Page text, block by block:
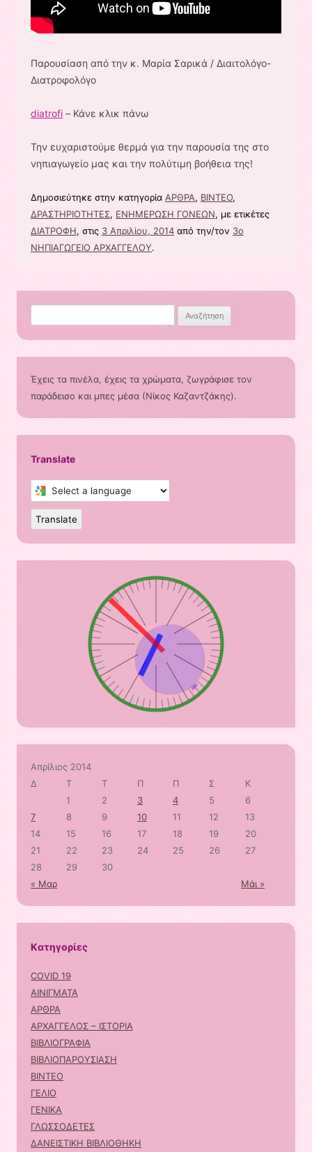
Παρουσίαση από την κ. Μαρία Σαρικά / Διαιτολόγο-
Διατροφολόγο
diatrofi – Κάνε κλικ πάνω
Την ευχαριστούμε θερμά για την παρουσία της στο
νηπιαγωγείο μας και την πολύτιμη βοήθεια της!
Δημοσιεύτηκε στην κατηγορία ΑΡΘΡΑ, ΒΙΝΤΕΟ,
ΔΡΑΣΤΗΡΙΟΤΗΤΕΣ, ΕΝΗΜΕΡΩΣΗ ΓΟΝΕΩΝ, με ετικέτες
ΔΙΑΤΡΟΦΗ, στις 3 Απριλίου, 2014 από την/τον 3ο
ΝΗΠΙΑΓΩΓΕΙΟ ΑΡΧΑΓΓΕΛΟΥ.
για:
Έχεις τα πινέλα, έχεις τα χρώματα, ζωγράφισε τον
παράδεισο και μπες μέσα (Νίκος Καζαντζάκης).
Translate
Select
language
to
translate
this
page
Translate
Απρίλιος 2014
Δ
Τ Τ Π Π Σ
Κ
1
2 3 4 5
6
7
8 9 10 11 12
13
14
15 16 17 18 19
20
21
22 23 24 25 26
27
28
29
30
« Μαρ
Μάι »
Kατηγορίες
COVID 19
ΑΙΝΙΓΜΑΤΑ
ΑΡΘΡΑ
ΑΡΧΑΓΓΕΛΟΣ – ΙΣΤΟΡΙΑ
ΒΙΒΛΙΟΓΡΑΦΙΑ
ΒΙΒΛΙΟΠΑΡΟΥΣΙΑΣΗ
ΒΙΝΤΕΟ
ΓΕΛΙΟ
ΓΕΝΙΚΑ
ΓΛΩΣΣΟΔΕΤΕΣ
ΔΑΝΕΙΣΤΙΚΗ ΒΙΒΛΙΟΘΗΚΗ